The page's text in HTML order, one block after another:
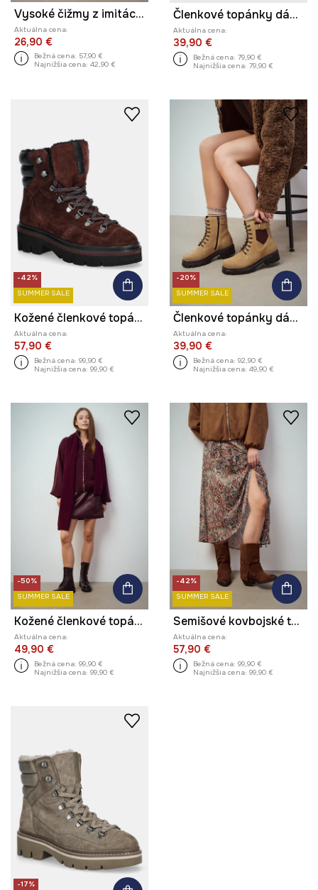
Vysoké čižmy z imitácie semišu
Aktuálna cena:
26,90 €
Bežná cena: 57,90 €
Najnižšia cena: 42,90 €
Členkové topánky dámske čierna farba
Aktuálna cena:
39,90 €
Bežná cena: 79,90 €
Najnižšia cena: 79,90 €
-42%
SUMMER SALE
Kožené členkové topánky
Aktuálna cena:
57,90 €
Bežná cena: 99,90 €
Najnižšia cena: 99,90 €
-20%
SUMMER SALE
Členkové topánky dámske semišové
Aktuálna cena:
39,90 €
Bežná cena: 92,90 €
Najnižšia cena: 49,90 €
-50%
SUMMER SALE
Kožené členkové topánky dámske
Aktuálna cena:
49,90 €
Bežná cena: 99,90 €
Najnižšia cena: 99,90 €
-42%
SUMMER SALE
Semišové kovbojské topánky
Aktuálna cena:
57,90 €
Bežná cena: 99,90 €
Najnižšia cena: 99,90 €
-17%